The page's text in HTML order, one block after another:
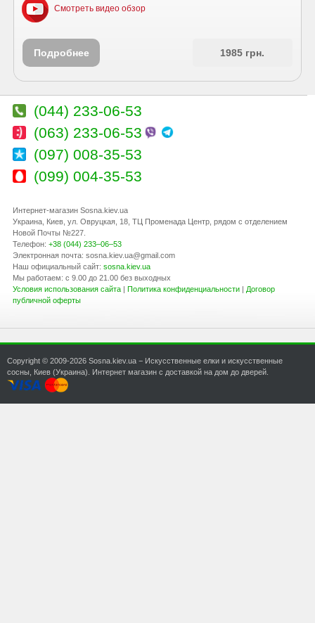
Смотреть видео обзор
Подробнее 1985 грн.
(044) 233-06-53
(063) 233-06-53
(097) 008-35-53
(099) 004-35-53
Интернет-магазин Sosna.kiev.ua
Украина Киев ул. Овруцкая, 18 , ТЦ Променада Центр, рядом с отделением
Новой Почты №227.
Телефон: +38 (044) 233–06–53
Электронная почта: sosna.kiev.ua@gmail.com
Наш официальный сайт: sosna.kiev.ua
Мы работаем: с 9.00 до 21.00 без выходных
Условия использования сайта | Политика конфиденциальности | Договор
публичной оферты
Copyright © 2009-2026 Sosna.kiev.ua − Искусственные елки и искусственные
сосны, Киев (Украина). Интернет магазин с доставкой на дом до дверей.